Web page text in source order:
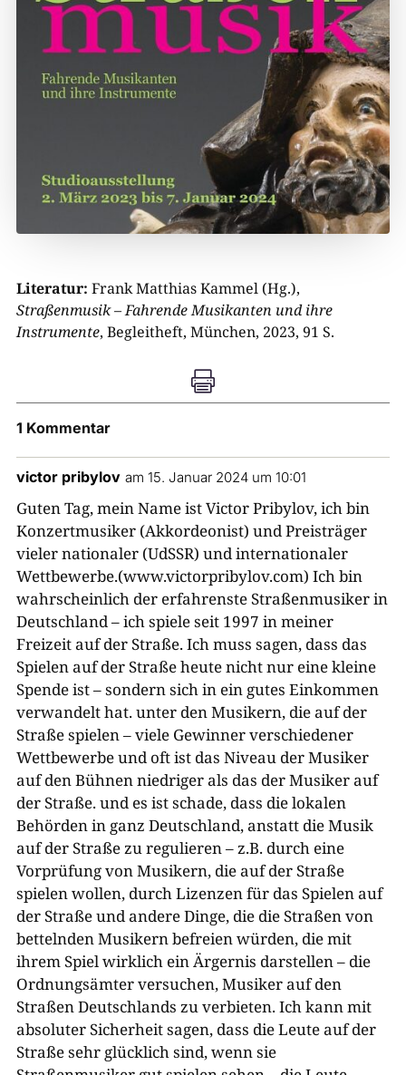
Literatur: Frank Matthias Kammel (Hg.),
Straßenmusik– Fahrende Musikanten und ihre
Instrumente, Begleitheft, München, 2023, 91 S.

1 Kommentar
victor pribylov am 15. Januar 2024 um 10:01
Guten Tag, mein Name ist Victor Pribylov, ich bin
Konzertmusiker (Akkordeonist) und Preisträger
vieler nationaler (UdSSR) und internationaler
Wettbewerbe.(www.victorpribylov.com) Ich bin
wahrscheinlich der erfahrenste Straßenmusiker in
Deutschland – ich spiele seit 1997 in meiner
Freizeit auf der Straße. Ich muss sagen, dass das
Spielen auf der Straße heute nicht nur eine kleine
Spende ist – sondern sich in ein gutes Einkommen
verwandelt hat. unter den Musikern, die auf der
Straße spielen – viele Gewinner verschiedener
Wettbewerbe und oft ist das Niveau der Musiker
auf den Bühnen niedriger als das der Musiker auf
der Straße. und es ist schade, dass die lokalen
Behörden in ganz Deutschland, anstatt die Musik
auf der Straße zu regulieren – z.B. durch eine
Vorprüfung von Musikern, die auf der Straße
spielen wollen, durch Lizenzen für das Spielen auf
der Straße und andere Dinge, die die Straßen von
bettelnden Musikern befreien würden, die mit
ihrem Spiel wirklich ein Ärgernis darstellen – die
Ordnungsämter versuchen, Musiker auf den
Straßen Deutschlands zu verbieten. Ich kann mit
absoluter Sicherheit sagen, dass die Leute auf der
Straße sehr glücklich sind, wenn sie